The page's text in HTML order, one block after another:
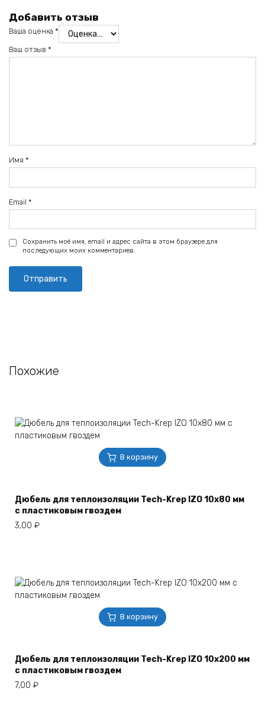
Добавить отзыв
Ваша оценка *
Ваш отзыв *
Имя *
Email *
Сохранить моё имя, email и адрес сайта в этом браузере для
последующих моих комментариев.
Похожие
В корзину
Дюбель для теплоизоляции Tech-Krep IZO 10х80 мм
с пластиковым гвоздем
3,00 ₽
В корзину
Дюбель для теплоизоляции Tech-Krep IZO 10х200 мм
с пластиковым гвоздем
7,00 ₽